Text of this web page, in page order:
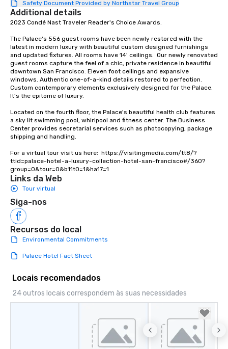
Safety Document Provided by Northstar Travel Group
Additional details
2023 Condé Nast Traveler Reader's Choice Awards.
The Palace's 556 guest rooms have been newly restored with the
latest in modern luxury with beautiful custom designed furnishings
and updated fixtures. All rooms have 14' ceilings.  Our newly renovated
guest rooms capture the feel of a chic, private residence in beautiful
downtown San Francisco. Eleven foot ceilings and expansive
windows. Authentic one-of-a-kind details restored to perfection.
Custom contemporary elements exclusively designed for the Palace.
It’s the epitome of luxury.
Located on the fourth floor, the Palace's beautiful health club features
a sky lit swimming pool, whirlpool and fitness center. The Business
Center provides secretarial services such as photocopying, package
shipping and handling.
For a virtual tour visit us here:  https://visitingmedia.com/tt8/?
ttid=palace-hotel-a-luxury-collection-hotel-san-francisco#/360?
group=0&tour=0&b11t0=1&ha17=1
Links da Web
Tour virtual
Siga-nos
Recursos do local
Environmental Commitments
Palace Hotel Fact Sheet
Locais recomendados
24 outros locais correspondem às suas necessidades